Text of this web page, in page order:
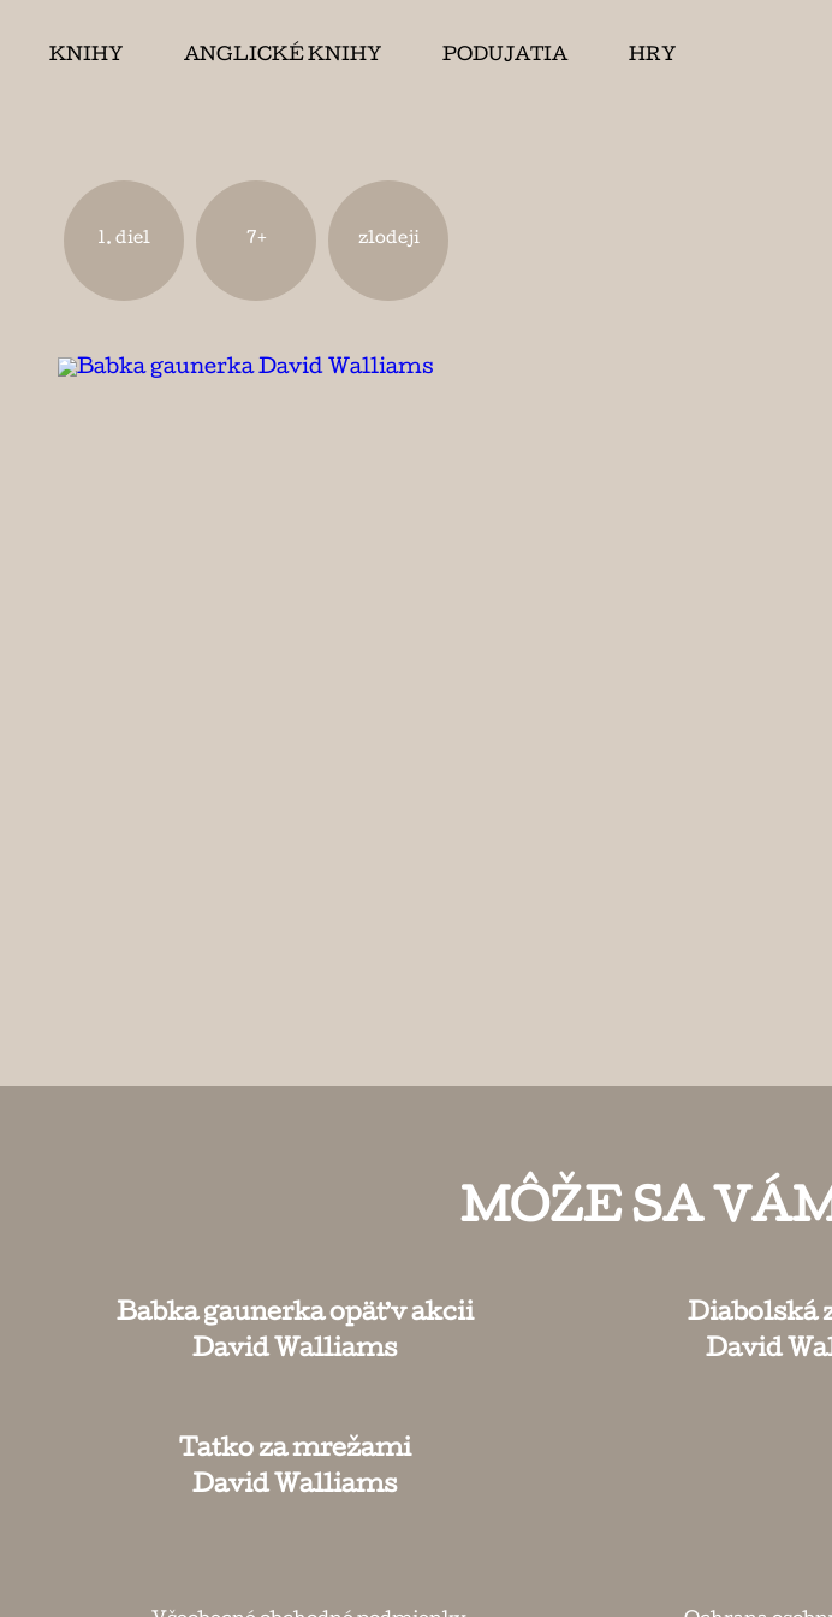
KNIHY ANGLICKÉ KNIHY PODUJATIA HRY
1. diel 7+ zlodeji
MÔŽE SA
Babka gaunerka opäť v akcii
David Walliams
Diabolská
David
Tatko za mrežami
David Walliams